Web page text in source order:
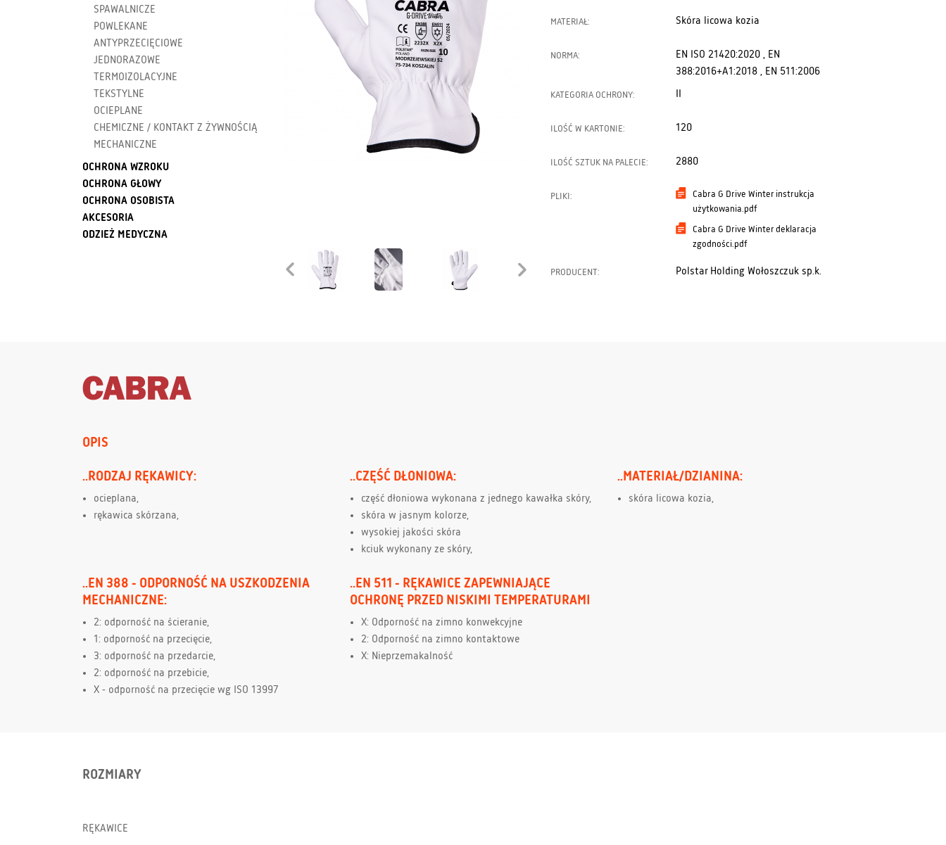
SPAWALNICZE
POWLEKANE
ANTYPRZECIĘCIOWE
JEDNORAZOWE
TERMOIZOLACYJNE
TEKSTYLNE
OCIEPLANE
CHEMICZNE / KONTAKT Z ŻYWNOŚCIĄ
MECHANICZNE
OCHRONA WZROKU
OCHRONA GŁOWY
OCHRONA OSOBISTA
AKCESORIA
ODZIEŻ MEDYCZNA
MATERIAŁ: Skóra licowa kozia
NORMA:
EN ISO 21420:2020 , EN
388:2016+A1:2018 , EN 511:2006
KATEGORIA OCHRONY: II
ILOŚĆ W KARTONIE: 120
ILOŚĆ SZTUK NA PALECIE: 2880
PLIKI:
Cabra G Drive Winter instrukcja
użytkowania.pdf
Cabra G Drive Winter deklaracja
zgodności.pdf
PRODUCENT: Polstar Holding Wołoszczuk sp.k.
OPIS
..RODZAJ RĘKAWICY:
ocieplana,
rękawica skórzana,
..CZĘŚĆ DŁONIOWA:
część dłoniowa wykonana z jednego kawałka skóry,
skóra w jasnym kolorze,
wysokiej jakości skóra
kciuk wykonany ze skóry,
..MATERIAŁ/DZIANINA:
skóra licowa kozia,
..EN 388 - ODPORNOŚĆ NA USZKODZENIA
MECHANICZNE:
2: odporność na ścieranie,
1: odporność na przecięcie,
3: odporność na przedarcie,
2: odporność na przebicie,
X - odporność na przecięcie wg ISO 13997
..EN 511 - RĘKAWICE ZAPEWNIAJĄCE
OCHRONĘ PRZED NISKIMI TEMPERATURAMI
X: Odporność na zimno konwekcyjne
2: Odporność na zimno kontaktowe
X: Nieprzemakalność
ROZMIARY
RĘKAWICE